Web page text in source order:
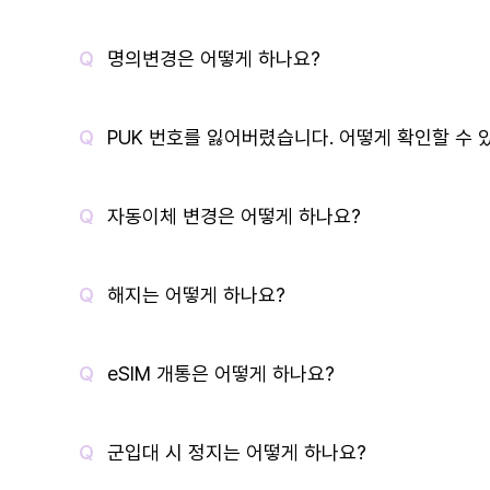
명의변경은 어떻게 하나요?
PUK 번호를 잃어버렸습니다. 어떻게 확인할 수
자동이체 변경은 어떻게 하나요?
해지는 어떻게 하나요?
eSIM 개통은 어떻게 하나요?
군입대 시 정지는 어떻게 하나요?